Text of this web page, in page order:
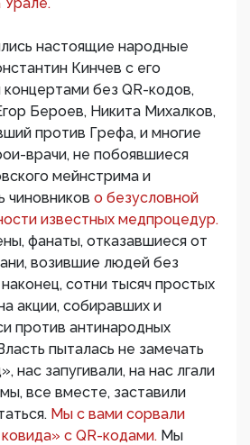
настоящие народные
Кинчев с его
без QR-кодов,
Бероев, Никита Михалков,
против Грефа, и многие
врачи, не побоявшиеся
мейнстрима и
чиновников о безусловной
известных медпроцедур.
фанаты, отказавшиеся от
возившие людей без
сотни тысяч простых
акции, собиравших и
против антинародных
пыталась не замечать
нас запугивали, на нас лгали
все вместе, заставили
Мы с вами сорвали
с QR-кодами. Мы